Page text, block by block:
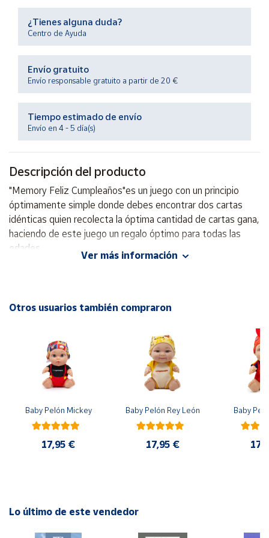
Productos
Solidarios
Ayuda
Centro
Contacto
Vendedores
Mapa de
vendedores
Hazte
vendedor
Área
Ubicación
Península
Baleares
¿Tienes alguna duda?
Centro de Ayuda
Envío gratuito
Envío responsable gratuito a partir de 20 €
Tiempo estimado de envío
Envío en 4 - 5 día(s)
Descripción del producto
"Memory Feliz Cumpleaños"es un juego con un principio
óptimamente simple donde debes encontrar dos cartas
idénticas quien recolecta la óptima cantidad de cartas gana,
haciendo de este juego un regalo óptimo para todas las
edades
Advertencias:
piezas pequeñas. Peligro de asfixia
Ver más información
Otros usuarios también compraron
Baby Pelón Mickey
17,95 €
Baby Pelón Rey León
17,95 €
Baby
Lo último de este vendedor